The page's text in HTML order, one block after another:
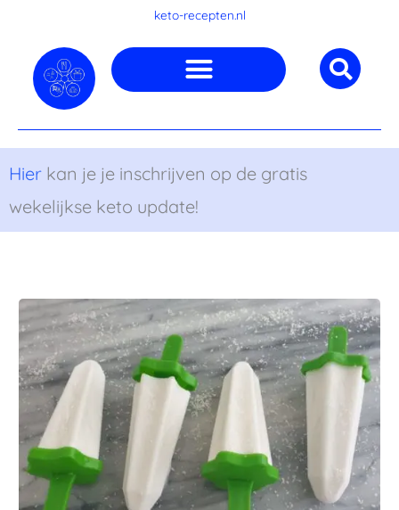
inhoud
keto-recepten.nl
Hier kan je je inschrijven op de gratis
wekelijkse keto update!